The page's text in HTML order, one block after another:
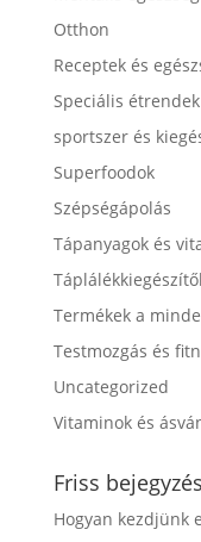
Otthon
Receptek és
Speciális étrendek
sportszer és
Superfoodok
Szépségápolás
Tápanyagok és
Termékek a
Testmozgás és
Uncategorized
Vitaminok és
Friss
Hogyan kezdjünk